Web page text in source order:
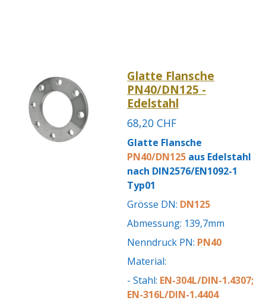
Glatte Flansche
PN40/DN125 -
Edelstahl
68,20 CHF
Glatte Flansche
PN40/DN125 aus Edelstahl
nach DIN2576/EN1092-1
Typ01
Grösse DN: DN125
Abmessung: 139,7mm
Nenndruck PN: PN40
Material:
- Stahl: EN-304L/DIN-1.4307;
EN-316L/DIN-1.4404